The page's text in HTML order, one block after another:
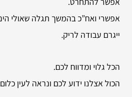
אפשרי ואח”כ בהמשך תגלה שאולי
ייגרם עבודה לריק.
הכל גלוי ומדווח לכם.
הכול אצלנו ידוע לכם ונראה לעין